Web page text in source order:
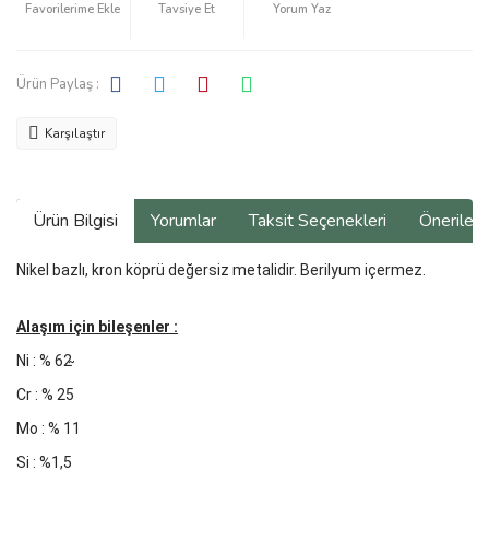
Tavsiye Et Yorum Yaz
Ürün Paylaş :
Karşılaştır
Ürün Bilgisi Yorumlar Taksit Seçenekleri
Nikel bazlı, kron köprü değersiz metalidir. Berilyum içermez.
Alaşım için bileşenler :
Ni : % 62 ̴
Cr : % 25
Mo : % 11
Si : %1,5